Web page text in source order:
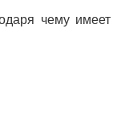
чему имеет